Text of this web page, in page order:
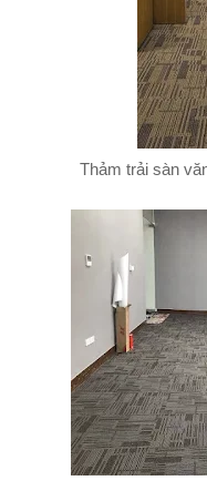
Thảm trải sàn